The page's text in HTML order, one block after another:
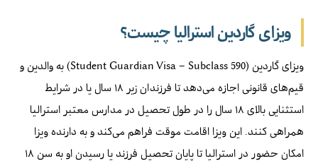
ویزای گاردین استرالیا چیست؟
ویزای گاردین (Student Guardian Visa – Subclass 590) به والدین و
قیم‌های قانونی اجازه می‌دهد تا فرزندان زیر ۱۸ سال یا در شرایط
استثنایی بالای ۱۸ سال را در طول تحصیل در مدارس معتبر استرالیا
همراهی کنند. این ویزا اقامت موقت فراهم می‌کند و به دارنده ویزا
امکان حضور در استرالیا تا پایان تحصیل فرزند یا رسیدن او به سن ۱۸